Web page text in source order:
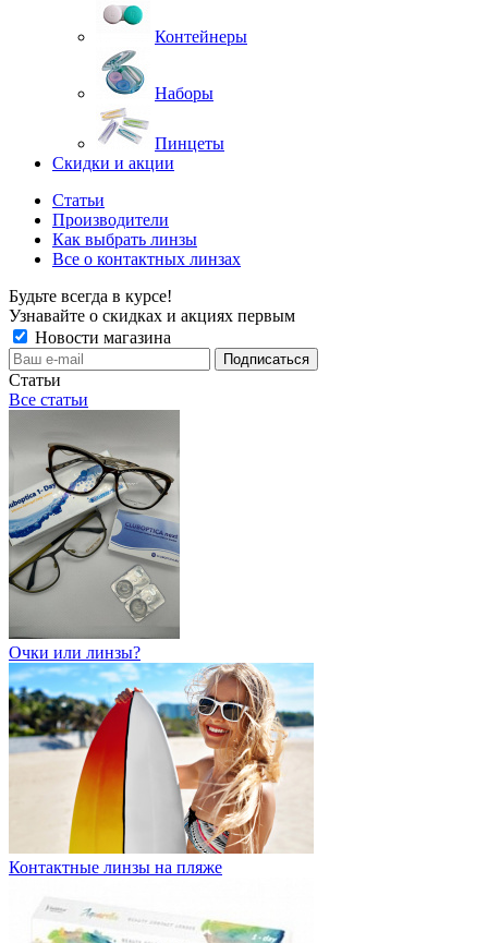
Контейнеры
Наборы
Пинцеты
Скидки и акции
Статьи
Производители
Как выбрать линзы
Все о контактных линзах
Будьте всегда в курсе!
Узнавайте о скидках и акциях первым
Новости магазина
Статьи
Все статьи
Очки или линзы?
Контактные линзы на пляже